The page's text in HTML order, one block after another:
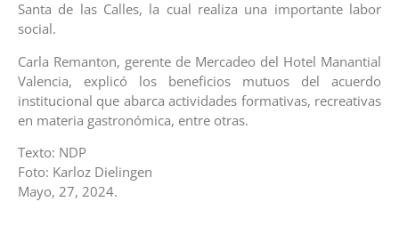
Santa de las Calles, la cual realiza una importante labor
social.
Carla Remanton, gerente de Mercadeo del Hotel Manantial
Valencia, explicó los beneficios mutuos del acuerdo
institucional que abarca actividades formativas, recreativas
en materia gastronómica, entre otras.
Texto: NDP
Foto: Karloz Dielingen
Mayo, 27, 2024.